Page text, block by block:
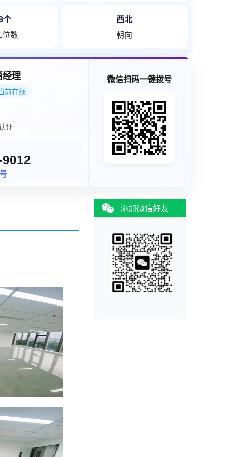
个
数
西北
朝向
经理
前在线
证
微信扫码一键拨号
添加微信好友